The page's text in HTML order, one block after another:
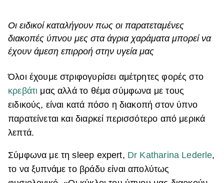
Living
Deco
Green
Αφιερώματα
Οι ειδικοί καταλήγουν πως οι παρατεταμένες
διακοπές ύπνου μες στα άγρια χαράματα μπορεί να
έχουν άμεση επιρροή στην υγεία μας
Όλοι έχουμε στριφογυρίσει αμέτρητες φορές στο
κρεβάτι μας αλλά το θέμα σύμφωνα με τους
ειδικούς, είναι κατά πόσο η διακοπή στον ύπνο
παρατείνεται και διαρκεί περισσότερο από μερικά
λεπτά.
Σύμφωνα με τη sleep expert, Dr Katharina Lederle,
το να ξυπνάμε το βράδυ είναι απολύτως